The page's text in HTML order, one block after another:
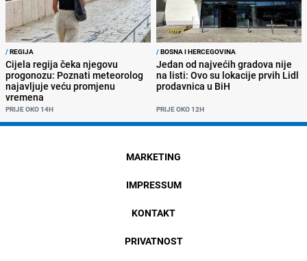
/REGIJA
Cijela regija čeka njegovu
progonozu: Poznati meteorolog
najavljuje veću promjenu
vremena
PRIJE OKO 14H
/BOSNA I HERCEGOVINA
Jedan od najvećih gradova nije
na listi: Ovo su lokacije prvih Lidl
prodavnica u BiH
PRIJE OKO 12H
MARKETING
IMPRESSUM
KONTAKT
PRIVATNOST